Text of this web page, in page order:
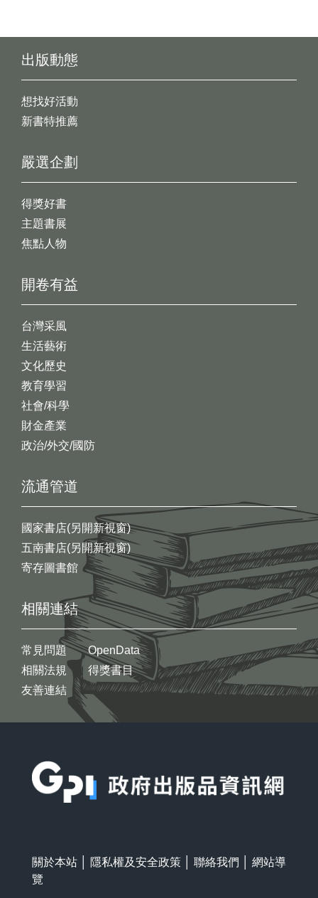
出版動態
想找好活動
新書特推薦
開卷有益
台灣采風
生活藝術
文化歷史
教育學習
社會/科學
財金產業
政治/外交/國防
嚴選企劃
得獎好書
主題書展
焦點人物
流通管道
國家書店(另開新視窗)
五南書店(另開新視窗)
寄存圖書館
相關連結
常見問題
相關法規
友善連結
OpenData
得獎書目
關於本站 隱私權及安全政策 聯絡我們
網站導
覽